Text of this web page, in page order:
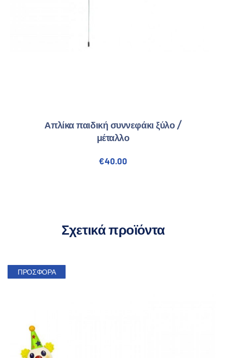
Απλίκα παιδική συννεφάκι ξύλο /
μέταλλο
€40.00
Σχετικά προϊόντα
ΠΡΟΣΦΟΡΆ